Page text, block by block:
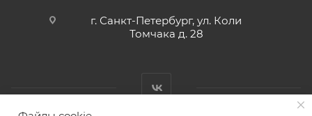
г. Санкт-Петербург, ул. Коли
Томчака д. 28